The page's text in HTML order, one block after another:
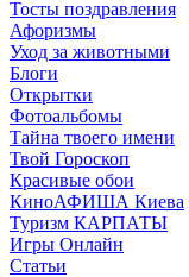
Тосты поздравления
Афоризмы
Уход за животными
Блоги
Открытки
Фотоальбомы
Тайна твоего имени
Твой Гороскоп
Красивые обои
КиноАФИША Киева
Туризм КАРПАТЫ
Игры Онлайн
Статьи